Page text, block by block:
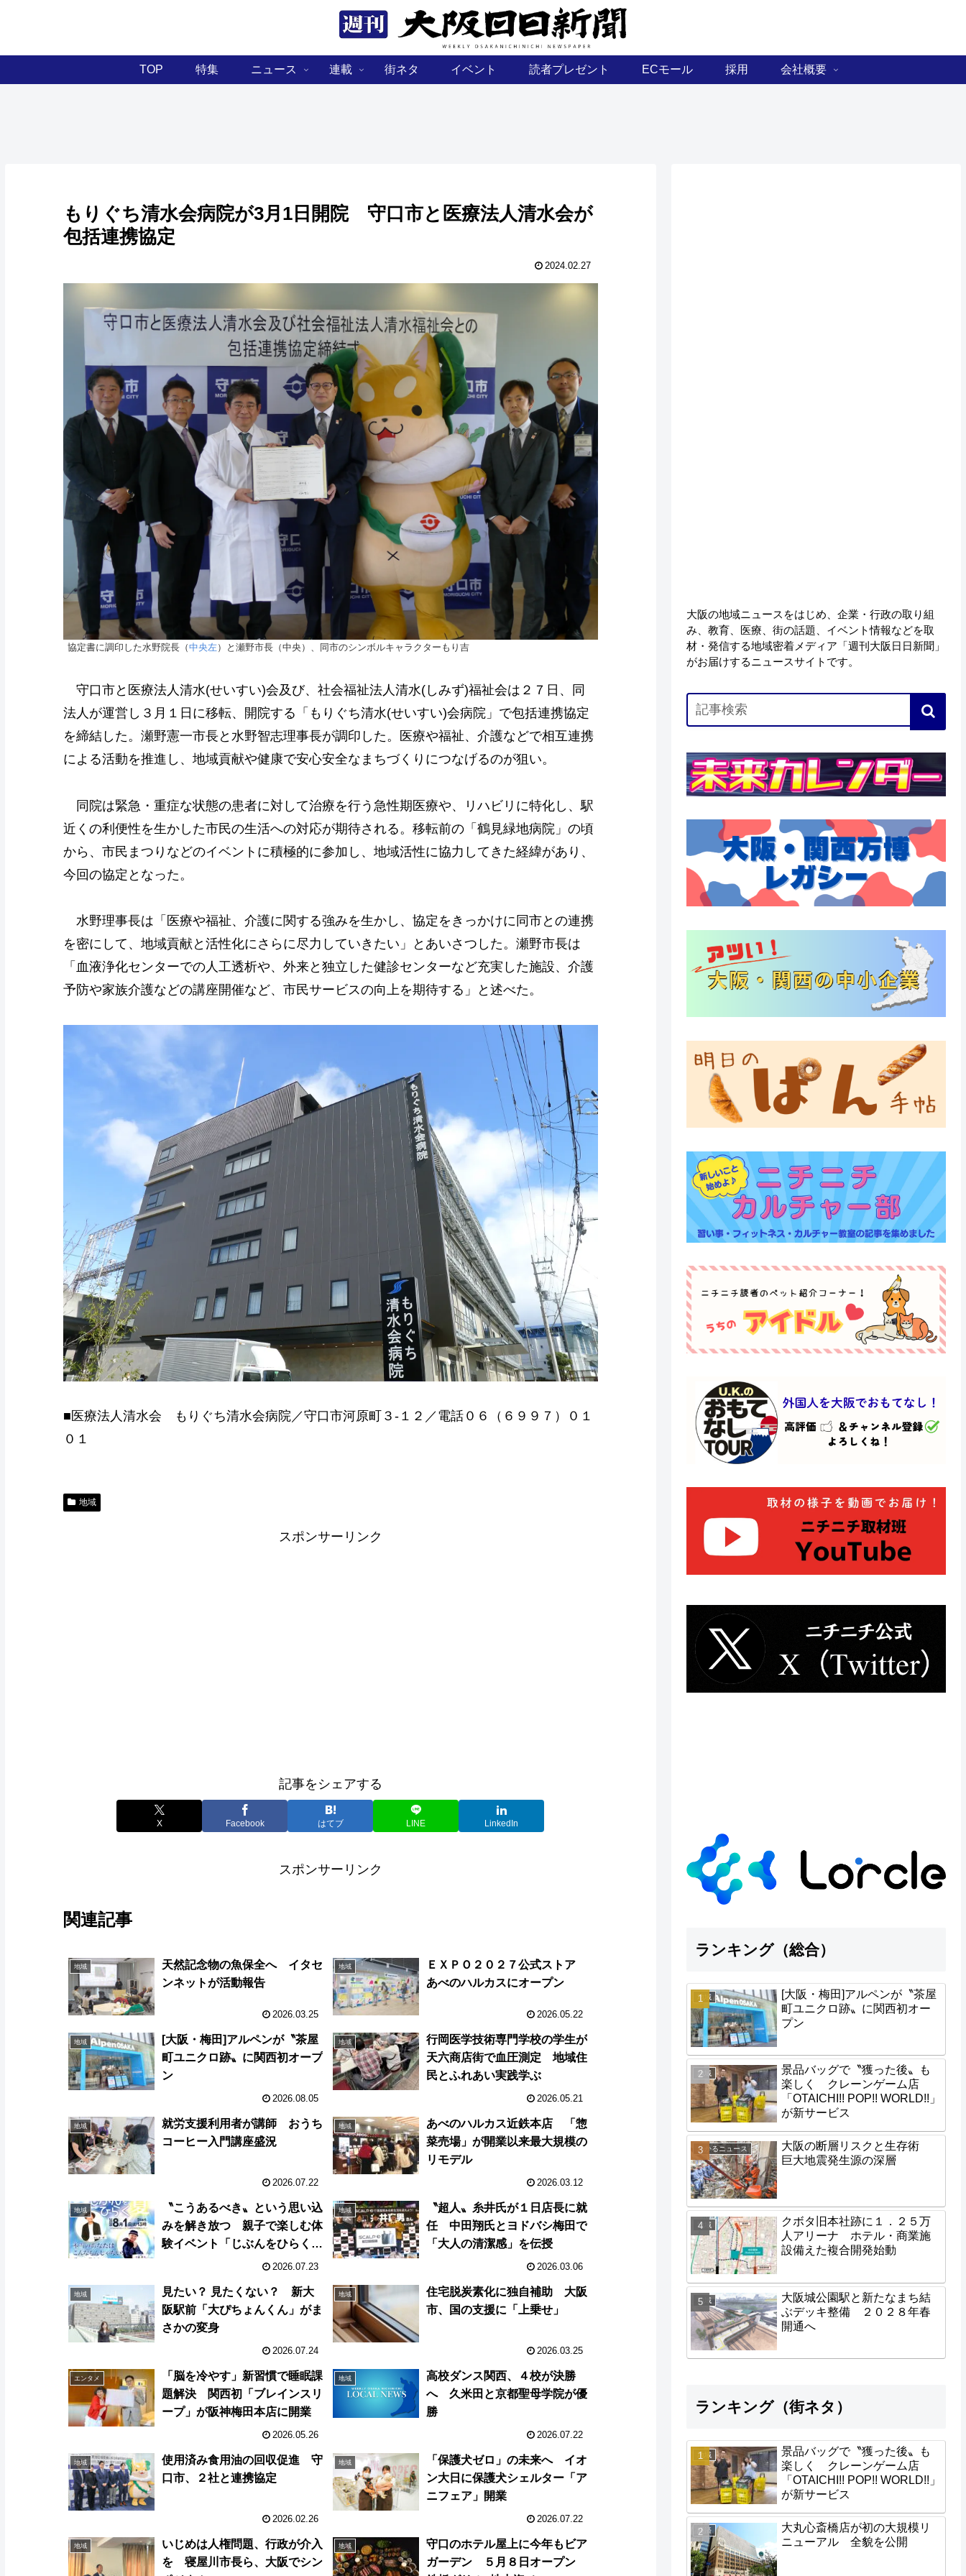
TOP 特集 ニュース 連載 街ネタ イベント 読者プレゼント ECモール 採用 会社概要
もりぐち清水会病院が3月1日開院 守口市と医療法人清水会が
包括連携協定
2024.02.27
協定書に調印した水野院長（中央左）と瀬野市長（中央）、同市のシンボルキャラクターもり吉
守口市と医療法人清水(せいすい)会及び、社会福祉法人清水(しみず)福祉会は２７日、同
法人が運営し３月１日に移転、開院する「もりぐち清水(せいすい)会病院」で包括連携協定
を締結した。瀬野憲一市長と水野智志理事長が調印した。医療や福祉、介護などで相互連携
による活動を推進し、地域貢献や健康で安心安全なまちづくりにつなげるのが狙い。
同院は緊急・重症な状態の患者に対して治療を行う急性期医療や、リハビリに特化し、駅
近くの利便性を生かした市民の生活への対応が期待される。移転前の「鶴見緑地病院」の頃
から、市民まつりなどのイベントに積極的に参加し、地域活性に協力してきた経緯があり、
今回の協定となった。
水野理事長は「医療や福祉、介護に関する強みを生かし、協定をきっかけに同市との連携
を密にして、地域貢献と活性化にさらに尽力していきたい」とあいさつした。瀬野市長は
「血液浄化センターでの人工透析や、外来と独立した健診センターなど充実した施設、介護
予防や家族介護などの講座開催など、市民サービスの向上を期待する」と述べた。
■医療法人清水会 もりぐち清水会病院／守口市河原町３-１２／電話０６（６９９７）０１
０１
地域
スポンサーリンク
記事をシェアする
X Facebook はてブ LINE LinkedIn
スポンサーリンク
関連記事
地域
天然記念物の魚保全へ イタセ
ンネットが活動報告
2026.03.25
地域
ＥＸＰＯ２０２７公式ストア
あべのハルカスにオープン
2026.05.22
地域
[大阪・梅田]アルペンが〝茶屋
町ユニクロ跡〟に関西初オープ
ン
2026.08.05
地域
行岡医学技術専門学校の学生が
天六商店街で血圧測定 地域住
民とふれあい実践学ぶ
2026.05.21
地域
就労支援利用者が講師 おうち
コーヒー入門講座盛況
2026.07.22
地域
あべのハルカス近鉄本店 「惣
菜売場」が開業以来最大規模の
リモデル
2026.03.12
地域
〝こうあるべき〟という思い込
みを解き放つ 親子で楽しむ体
験イベント「じぶんをひらく
2026.07.23
地域
〝超人〟糸井氏が１日店長に就
任 中田翔氏とヨドバシ梅田で
「大人の清潔感」を伝授
2026.03.06
地域
見たい？ 見たくない？ 新大
阪駅前「大ぴちょんくん」がま
さかの変身
2026.07.24
地域
住宅脱炭素化に独自補助 大阪
市、国の支援に「上乗せ」
2026.03.25
エンタメ
「脳を冷やす」新習慣で睡眠課
題解決 関西初「ブレインスリ
ープ」が阪神梅田本店に開業
2026.05.26
地域
高校ダンス関西、４校が決勝
へ 久米田と京都聖母学院が優
勝
2026.07.22
地域
使用済み食用油の回収促進 守
口市、２社と連携協定
2026.02.26
地域
「保護犬ゼロ」の未来へ イオ
ン大日に保護犬シェルター「ア
ニフェア」開業
2026.07.22
地域
いじめは人権問題、行政が介入
を 寝屋川市長ら、大阪でシン
地域
守口のホテル屋上に今年もビア
ガーデン ５月８日オープン
大阪の地域ニュースをはじめ、企業・行政の取り組
み、教育、医療、街の話題、イベント情報などを取
材・発信する地域密着メディア「週刊大阪日日新聞」
がお届けするニュースサイトです。
ランキング（総合）
地域
[大阪・梅田]アルペンが〝茶屋
町ユニクロ跡〟に関西初オー
プン
地域
景品バッグで〝獲った後〟も
楽しく クレーンゲーム店
「OTAICHI!! POP!! WORLD!!」
が新サービス
わかるニュース
大阪の断層リスクと生存術
巨大地震発生源の深層
地域
クボタ旧本社跡に１．２５万
人アリーナ ホテル・商業施
設備えた複合開発始動
地域
大阪城公園駅と新たなまち結
ぶデッキ整備 ２０２８年春
開通へ
ランキング（街ネタ）
地域
景品バッグで〝獲った後〟も
楽しく クレーンゲーム店
「OTAICHI!! POP!! WORLD!!」
が新サービス
経済
大丸心斎橋店が初の大規模リ
ニューアル 全貌を公開